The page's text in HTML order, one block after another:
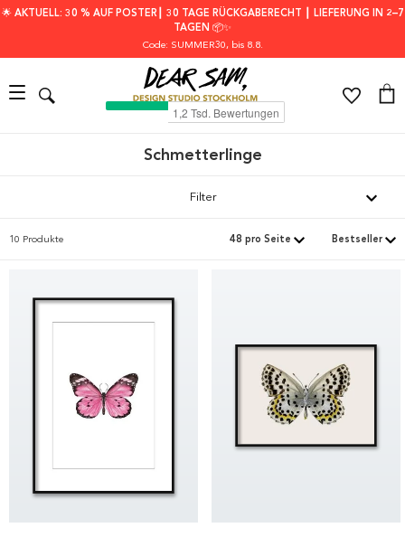
🌟 AKTUELL: 30 % AUF POSTER┃ 30 TAGE RÜCKGABERECHT ┃ LIEFERUNG IN 2–7
TAGEN 📦✨
Code: SUMMER30, bis 8.8.
Schmetterlinge
Filter
10 Produkte